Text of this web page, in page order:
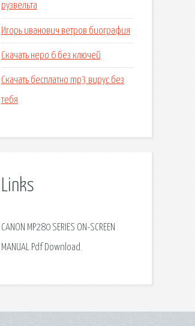
рузвельта
Игорь иванович ветров биография
Скачать неро 6 без ключей
Скачать бесплатно mp3 вирус без
тебя
Links
CANON MP280 SERIES ON-SCREEN
MANUAL Pdf Download.